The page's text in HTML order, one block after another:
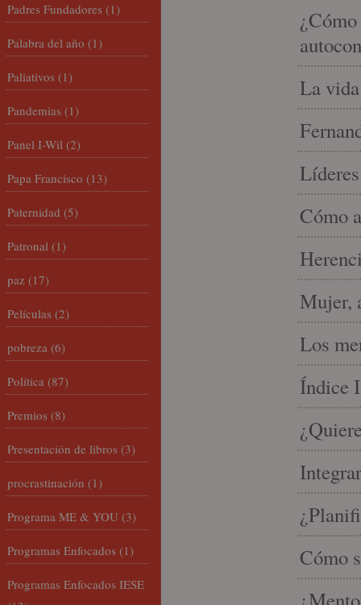
La
Cómo
Mujer,
Los
Índice
Cómo
Padres Fundadores (1)
Palabra del año (1)
Paliativos (1)
Pandemias (1)
Panel I-Wil (2)
Papa Francisco (13)
Paternidad (5)
Patronal (1)
paz (17)
Películas (2)
pobreza (6)
Política (87)
Premios (8)
Presentación de libros (3)
procrastinación (1)
Programa ME & YOU (3)
Programas Enfocados (1)
Programas Enfocados IESE